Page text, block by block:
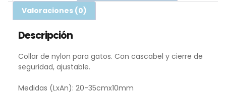
Valoraciones (0)
Descripción
Collar de nylon para gatos. Con cascabel y cierre de
seguridad, ajustable.
Medidas (LxAn): 20-35cmx10mm